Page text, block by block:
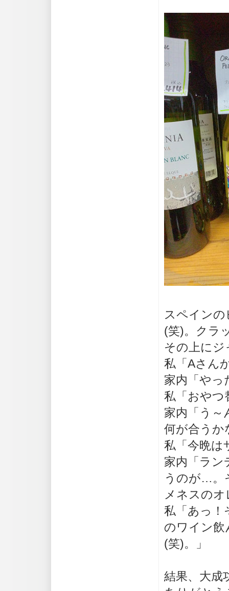
スペイン
(笑)。クラ
その上に
私「Aさん
家内「やっ
私「おやつ
家内「う～
何が合うか
私「今晩
家内「ラ
うのが…。
メネスの
私「あっ！
のワイン
(笑)。」
結果、大成